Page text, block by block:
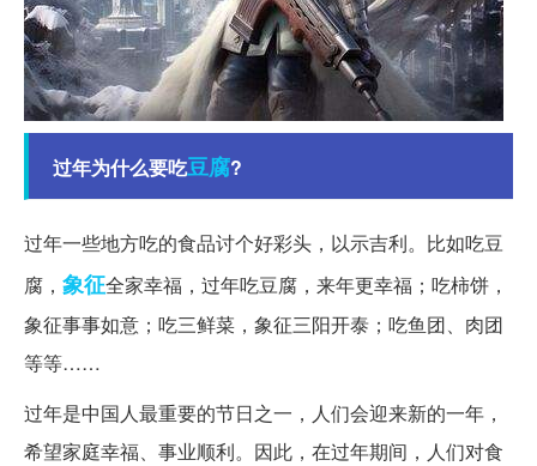
过年为什么要吃豆腐?
过年一些地方吃的食品讨个好彩头，以示吉利。比如吃豆
腐， 象征全家幸福，过年吃豆腐，来年更幸福；吃柿饼，
象征事事如意；吃三鲜菜，象征三阳开泰；吃鱼团、肉团
等等……
过年是中国人最重要的节日之一，人们会迎来新的一年，
希望家庭幸福、事业顺利。因此，在过年期间，人们对食